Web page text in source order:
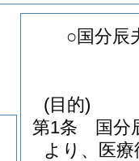
○国分辰
(目的)
第1条
国分
より、医